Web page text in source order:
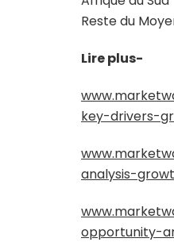
Reste du
Lire plus-
key-drivers-
analysis-
opportunity-